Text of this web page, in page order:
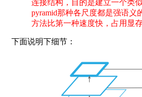
连接结构，目的是建立一个类似
pyramid那种各尺度都是强语义
方法比第一种速度快，占用显存
下面说明下细节：